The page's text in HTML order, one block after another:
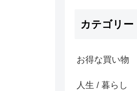
カテゴリー
お得な買い物
人生 / 暮らし